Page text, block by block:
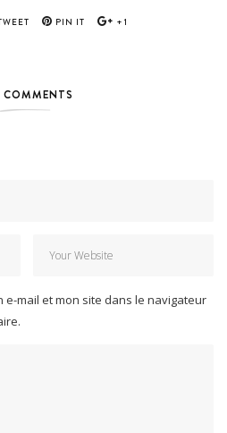
PIN IT +1
e-mail et mon site dans le navigateur